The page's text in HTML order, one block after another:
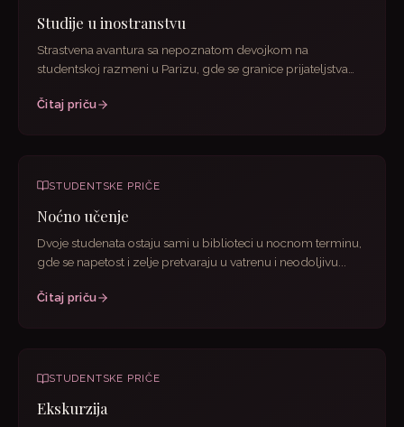
Studije u inostranstvu
Strastvena avantura sa nepoznatom devojkom na
studentskoj razmeni u Parizu, gde se granice prijateljstva
Čitaj priču
STUDENTSKE PRIČE
Noćno učenje
Dvoje studenata ostaju sami u biblioteci u nocnom terminu,
gde se napetost i zelje pretvaraju u vatrenu i neodoljivu...
Čitaj priču
STUDENTSKE PRIČE
Ekskurzija